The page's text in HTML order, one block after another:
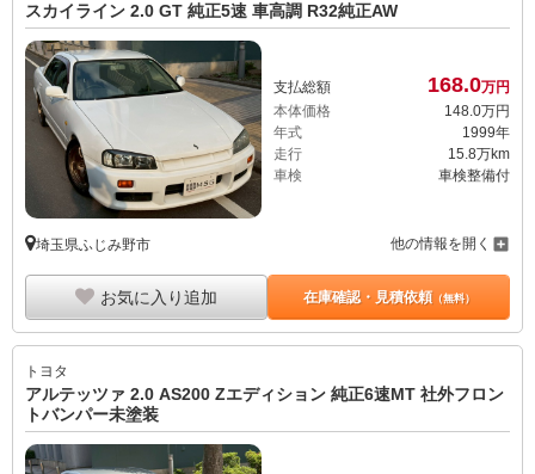
スカイライン 2.0 GT 純正5速 車高調 R32純正AW
支払総額 168.0万円
本体価格
148.0万円
年式
1999年
走行
15.8万km
車検
車検整備付
埼玉県ふじみ野市 他の情報を開く
お気に入り追加 在庫確認・見積依頼（無料）
トヨタ
アルテッツァ 2.0 AS200 Zエディション 純正6速MT 社外フロン
トバンパー未塗装